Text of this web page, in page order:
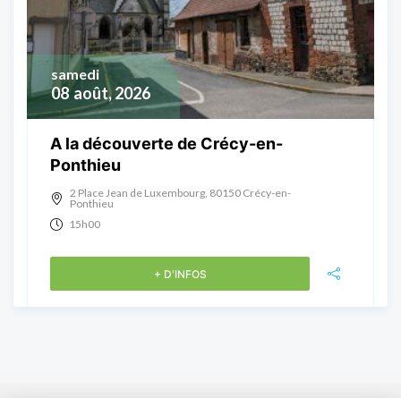
08 août, 2026
samedi
A la découverte de Crécy-en-
Ponthieu
2 Place Jean de Luxembourg, 80150 Crécy-en-
Ponthieu
15h00
+ D'INFOS